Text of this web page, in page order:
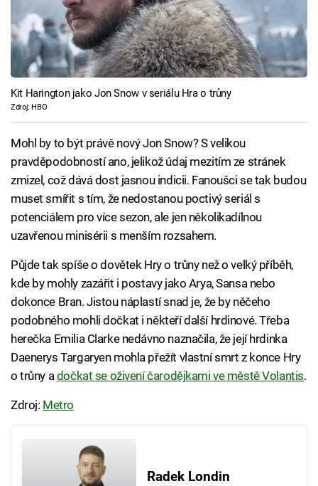
Kit Harington jako Jon Snow v seriálu Hra o trůny
Zdroj: HBO
Mohl by to být právě nový Jon Snow? S velikou
pravděpodobností ano, jelikož údaj mezitím ze stránek
zmizel, což dává dost jasnou indicii. Fanoušci se tak budou
muset smířit s tím, že nedostanou poctivý seriál s
potenciálem pro více sezon, ale jen několikadílnou
uzavřenou minisérii s menším rozsahem.
Půjde tak spíše o dovětek Hry o trůny než o velký příběh,
kde by mohly zazářit i postavy jako Arya, Sansa nebo
dokonce Bran. Jistou náplastí snad je, že by něčeho
podobného mohli dočkat i někteří další hrdinové. Třeba
herečka Emilia Clarke nedávno naznačila, že její hrdinka
Daenerys Targaryen mohla přežít vlastní smrt z konce Hry
o trůny adočkat se oživení čarodějkami ve městě Volantis.
Zdroj: Metro
Radek Londin